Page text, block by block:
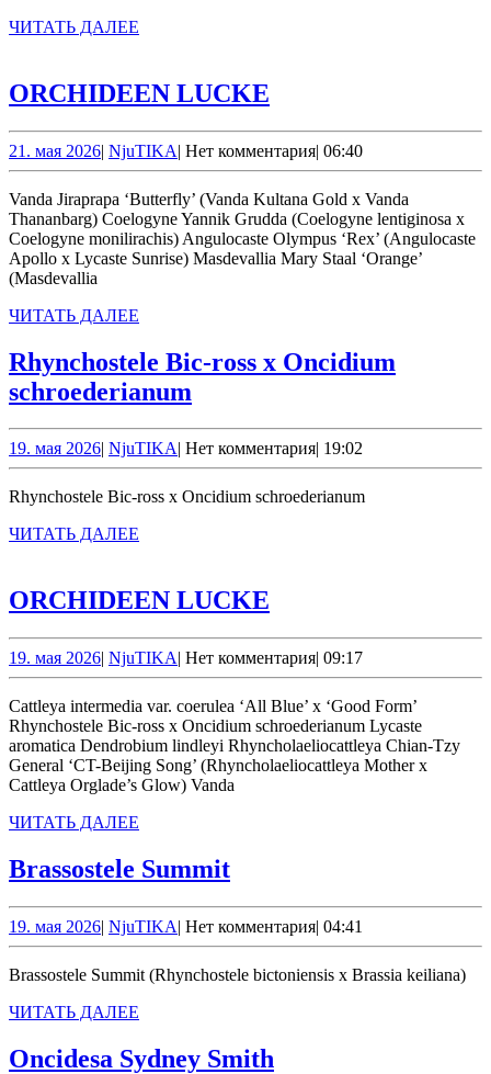
ЧИТАТЬ ДАЛЕЕ
ORCHIDEEN LUCKE
21. мая 202621.
мая
2026
| NjuTIKANjuTIKA
| Нет комментария| 06:40
Vanda Jiraprapa ‘Butterfly’ (Vanda Kultana Gold x Vanda
Thananbarg) Coelogyne Yannik Grudda (Coelogyne lentiginosa x
Coelogyne monilirachis) Angulocaste Olympus ‘Rex’ (Angulocaste
Apollo x Lycaste Sunrise) Masdevallia Mary Staal ‘Orange’
(Masdevallia
ЧИТАТЬ ДАЛЕЕ
Rhynchostele Bic-ross x Oncidium
schroederianum
ross
Oncidium
19. мая 202619.
мая
2026
| NjuTIKANjuTIKA
| Нет комментария| 19:02
Rhynchostele Bic-ross x Oncidium schroederianum
ЧИТАТЬ ДАЛЕЕ
ORCHIDEEN LUCKE
19. мая 202619.
мая
2026
| NjuTIKANjuTIKA
| Нет комментария| 09:17
Cattleya intermedia var. coerulea ‘All Blue’ х ‘Good Form’
Rhynchostele Bic-ross x Oncidium schroederianum Lycaste
aromatica Dendrobium lindleyi Rhyncholaeliocattleya Chian-Tzy
General ‘CT-Beijing Song’ (Rhyncholaeliocattleya Mother x
Cattleya Orglade’s Glow) Vanda
ЧИТАТЬ ДАЛЕЕ
Brassostele SummitBrassostele
19. мая 202619.
мая
| NjuTIKANjuTIKA
| Нет комментария| 04:41
Brassostele Summit (Rhynchostele bictoniensis x Brassia keiliana)
ЧИТАТЬ ДАЛЕЕ
Oncidesa Sydney Smith